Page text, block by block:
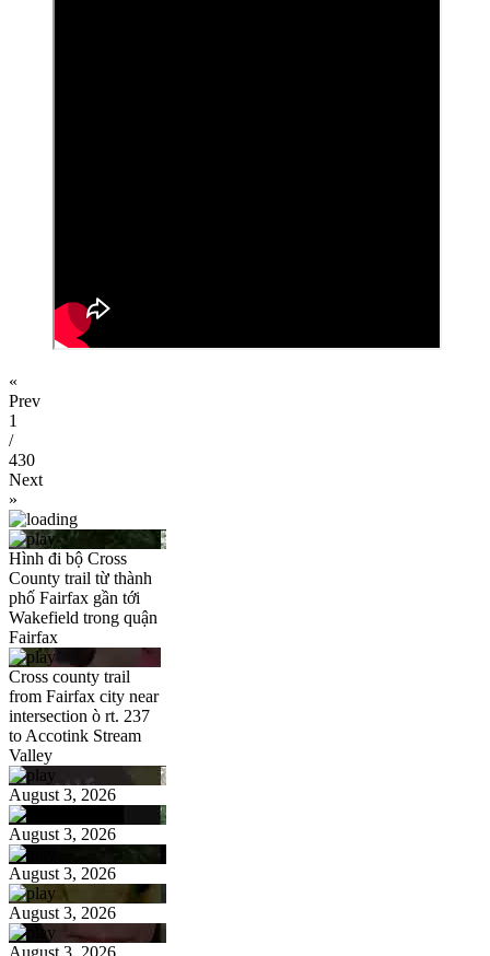
«
Prev
1
/
430
Next
»
Hình đi bộ Cross
County trail từ thành
phố Fairfax gần tới
Wakefield trong quận
Fairfax
Cross county trail
from Fairfax city near
intersection ò rt. 237
to Accotink Stream
Valley
August 3, 2026
August 3, 2026
August 3, 2026
August 3, 2026